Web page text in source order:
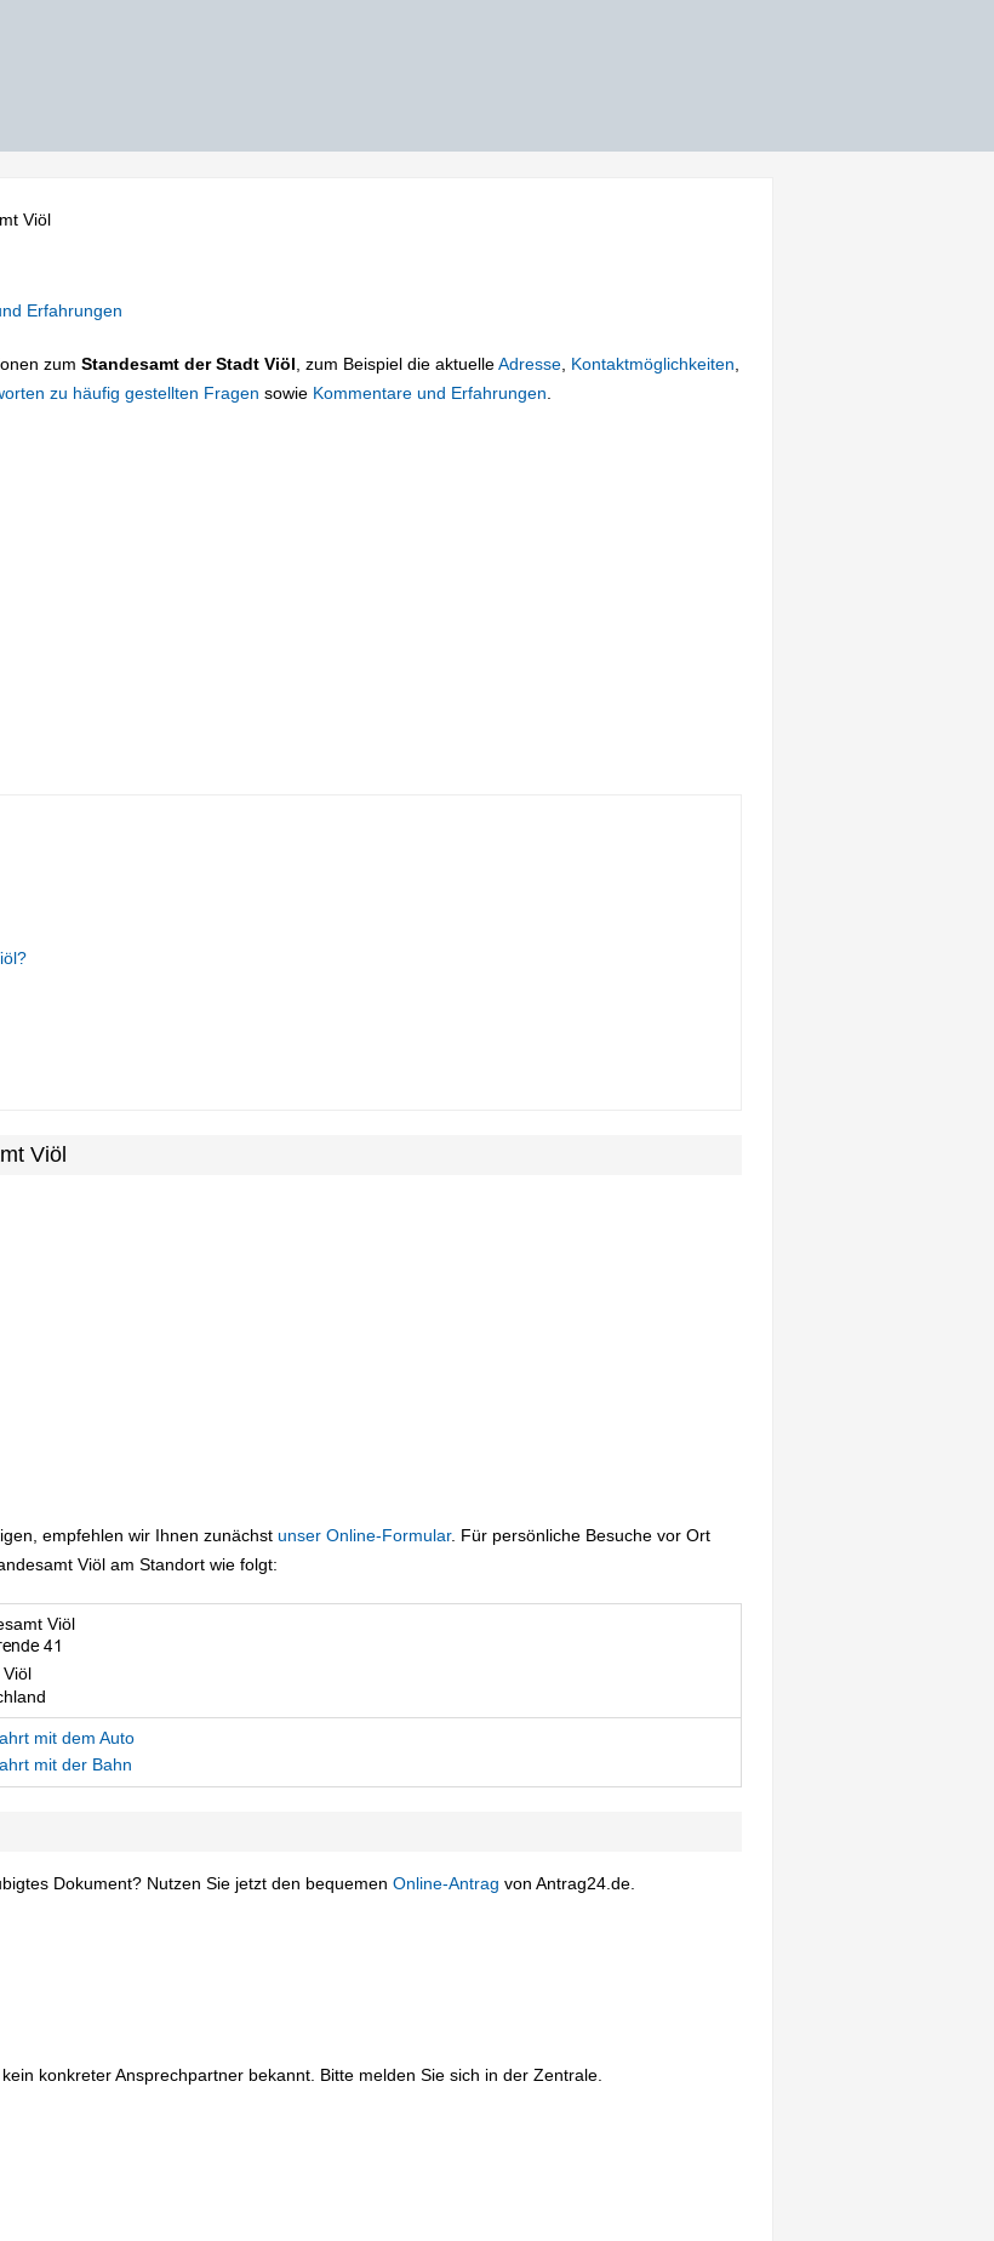
Viöl
Erfahrungen
zum Standesamt der Stadt Viöl , zum Beispiel die aktuelleAdresse Kontaktmöglichkeiten
zu häufig gestellten Fragen sowie Kommentare und Erfahrungen
Viöl
empfehlen wir Ihnen zunächst unser Online-Formular. Für persönliche Besuche vor Ort
Viöl am Standort wie folgt:
Viöl
mit dem Auto
mit der Bahn
Dokument? Nutzen Sie jetzt den bequemen Online-Antrag von Antrag24.de.
konkreter Ansprechpartner bekannt. Bitte melden Sie sich in der Zentrale.